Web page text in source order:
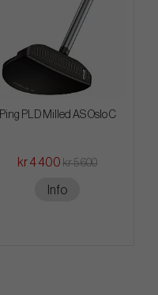
Ping PLD Milled AS Oslo C
kr 4 400 kr 5 600
Info